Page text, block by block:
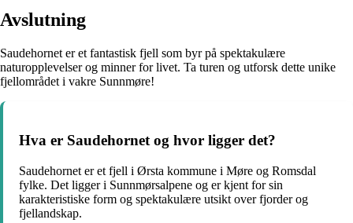
Avslutning
Saudehornet er et fantastisk fjell som byr på spektakulære
naturopplevelser og minner for livet. Ta turen og utforsk dette unike
fjellområdet i vakre Sunnmøre!
Hva er Saudehornet og hvor ligger det?
Saudehornet er et fjell i Ørsta kommune i Møre og Romsdal
fylke. Det ligger i Sunnmørsalpene og er kjent for sin
karakteristiske form og spektakulære utsikt over fjorder og
fjellandskap.